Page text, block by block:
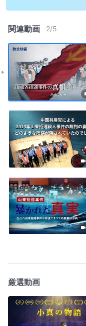
関連動画 2/5
厳選動画